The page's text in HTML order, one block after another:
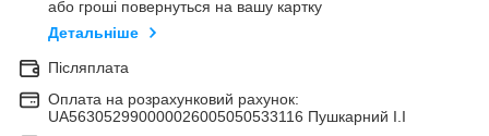
або гроші повернуться на вашу картку
Детальніше
Післяплата
Оплата на розрахунковий рахунок:
UA563052990000026005050533116 Пушкарний І.І